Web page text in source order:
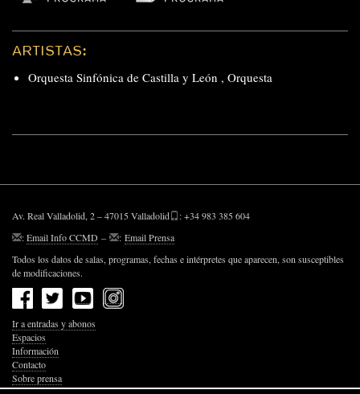
ARTISTAS:
Orquesta Sinfónica de Castilla y León , Orquesta
Av. Real Valladolid, 2 – 47015 Valladolid
: +34 983 385 604
:Email Info CCMD – : Email Prensa
Todos los datos de salas, programas, fechas e intérpretes que aparecen, son susceptibles
de modificaciones.
Ir a entradas y abonos
Espacios
Información
Contacto
Sobre prensa